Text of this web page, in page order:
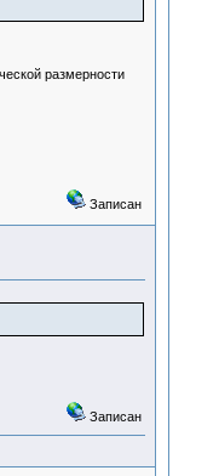
размерности
Записан
Записан